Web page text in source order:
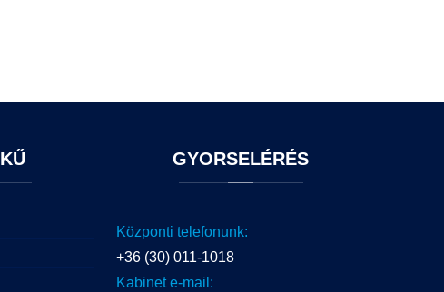
GYORSELÉRÉS
Központi telefonunk:
+36 (30) 011-1018
Kabinet e-mail: